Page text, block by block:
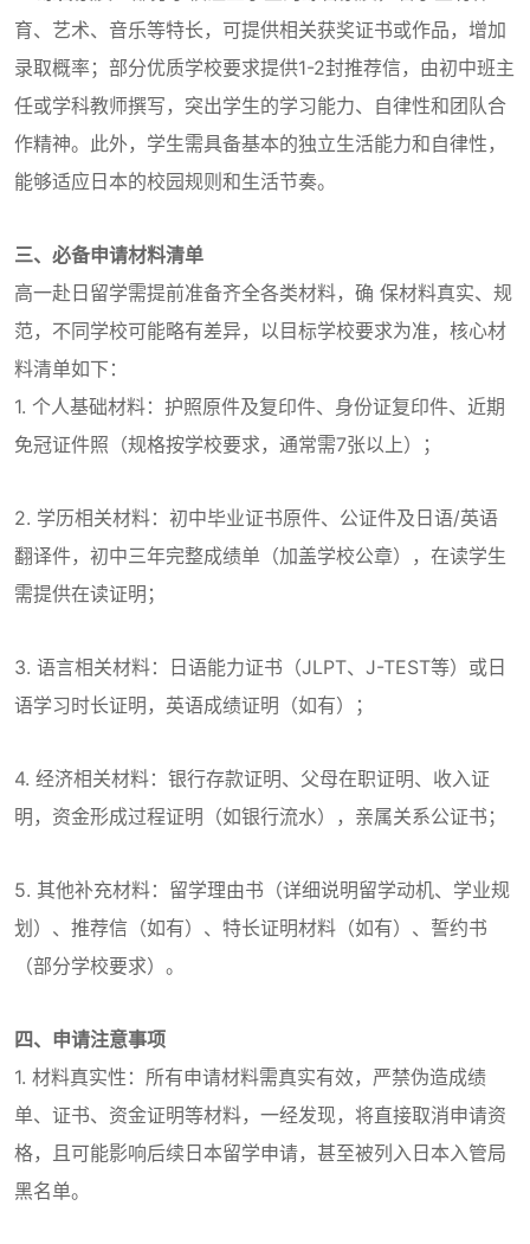
育、艺术、音乐等特长，可提供相关获奖证书或作品，增加
录取概率；部分优质学校要求提供1-2封推荐信，由初中班主
任或学科教师撰写，突出学生的学习能力、自律性和团队合
作精神。此外，学生需具备基本的独立生活能力和自律性，
能够适应日本的校园规则和生活节奏。
三、必备申请材料清单
高一赴日留学需提前准备齐全各类材料，确 保材料真实、规
范，不同学校可能略有差异，以目标学校要求为准，核心材
料清单如下：
1. 个人基础材料：护照原件及复印件、身份证复印件、近期
免冠证件照（规格按学校要求，通常需7张以上）；
2. 学历相关材料：初中毕业证书原件、公证件及日语/英语
翻译件，初中三年完整成绩单（加盖学校公章），在读学生
需提供在读证明；
3. 语言相关材料：日语能力证书（JLPT、J-TEST等）或日
语学习时长证明，英语成绩证明（如有）；
4. 经济相关材料：银行存款证明、父母在职证明、收入证
明，资金形成过程证明（如银行流水），亲属关系公证书；
5. 其他补充材料：留学理由书（详细说明留学动机、学业规
划）、推荐信（如有）、特长证明材料（如有）、誓约书
（部分学校要求）。
四、申请注意事项
1. 材料真实性：所有申请材料需真实有效，严禁伪造成绩
单、证书、资金证明等材料，一经发现，将直接取消申请资
格，且可能影响后续日本留学申请，甚至被列入日本入管局
黑名单。